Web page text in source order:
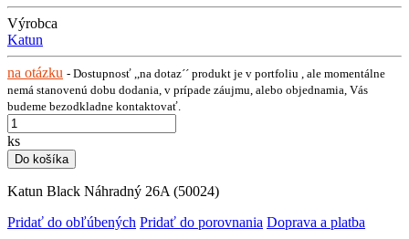
Výrobca
Katun
na otázku - Dostupnosť ,,na dotaz´´ produkt je v portfoliu , ale momentálne
nemá stanovenú dobu dodania, v prípade záujmu, alebo objednamia, Vás
budeme bezodkladne kontaktovať.
ks
Do košíka
Katun Black Náhradný 26A (50024)
Pridať do obľúbených Pridať do porovnania Doprava a platba